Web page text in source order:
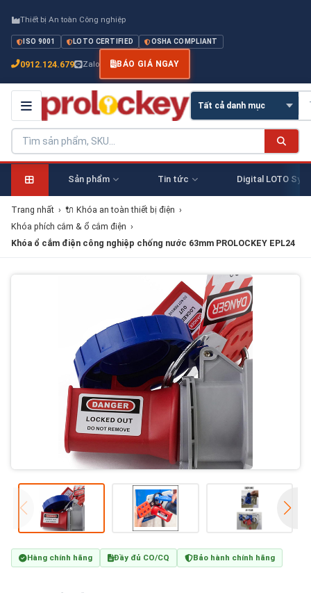
Thiết bị An toàn Công nghiệp
ISO 9001 LOTO CERTIFIED OSHA COMPLIANT
0912.124.679 Zalo BÁO GIÁ NGAY
Sản phẩm Tin tức Digital LOTO
Trang nhất › 🔌 Khóa an toàn thiết bị điện ›
Khóa phích cắm & ổ cắm điện ›
Khóa ổ cắm điện công nghiệp chống nước 63mm PROLOCKEY EPL24
Hàng chính hãng Đầy đủ CO/CQ Bảo hành chính hãng